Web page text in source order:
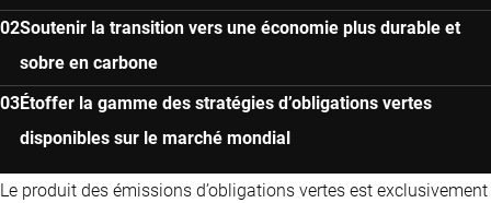
Soutenir la transition vers une économie plus durable et
sobre en carbone
Étoffer la gamme des stratégies d’obligations vertes
disponibles sur le marché mondial
Le produit des émissions d’obligations vertes est exclusivement